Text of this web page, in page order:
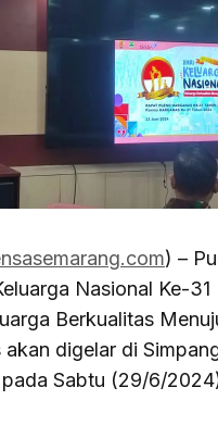
) –
Nasional Ke-31
Berkualitas
akan digelar di
pada Sabtu (29/6/